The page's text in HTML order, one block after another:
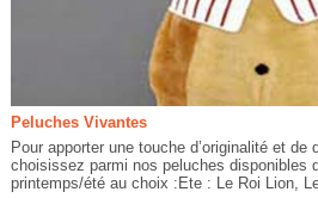
Peluches Vivantes
Pour apporter une touche d’originalité et de
choisissez parmi nos peluches disponibles
printemps/été au choix :Ete : Le Roi Lion,